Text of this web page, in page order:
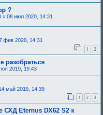
е
я
:
?
« 08 июл 2020, 14:31
фев 2020, 14:31
1 2
разобраться
2019, 19:43
май 2019, 14:39
1 2 3
СХД Eternus DX62 S2 к